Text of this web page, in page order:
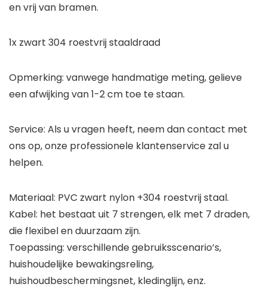
en vrij van bramen.
1x zwart 304 roestvrij staaldraad
Opmerking: vanwege handmatige meting, gelieve
een afwijking van 1-2 cm toe te staan.
Service: Als u vragen heeft, neem dan contact met
ons op, onze professionele klantenservice zal u
helpen.
Materiaal: PVC zwart nylon +304 roestvrij staal.
Kabel: het bestaat uit 7 strengen, elk met 7 draden,
die flexibel en duurzaam zijn.
Toepassing: verschillende gebruiksscenario’s,
huishoudelijke bewakingsreling,
huishoudbeschermingsnet, kledinglijn, enz.